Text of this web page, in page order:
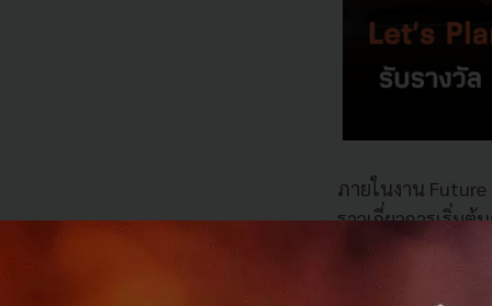
ภายในงาน
ราวเกี่ยวการเริ่ม